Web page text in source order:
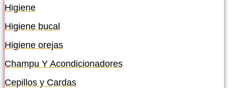
Higiene
Higiene bucal
Higiene orejas
Champu Y Acondicionadores
Cepillos y Cardas